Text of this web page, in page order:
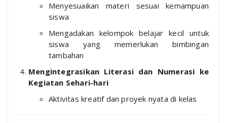
Menyesuaikan materi sesuai kemampuan
siswa
Mengadakan kelompok belajar kecil untuk
siswa yang memerlukan bimbingan
tambahan
Mengintegrasikan Literasi dan Numerasi ke
Kegiatan Sehari-hari
Aktivitas kreatif dan proyek nyata di kelas